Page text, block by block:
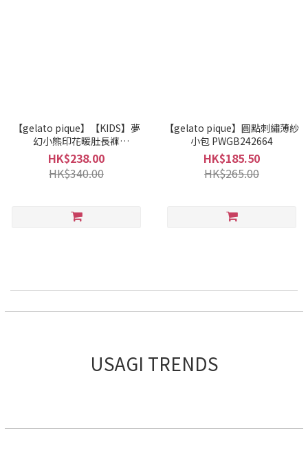
【gelato pique】【KIDS】夢
幻小熊印花暖肚長褲
PKCP245489
HK$238.00
HK$340.00
【gelato pique】圓點刺繡薄紗
小包 PWGB242664
HK$185.50
HK$265.00
USAGI TRENDS